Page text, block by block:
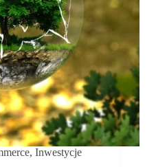
, Inwestycje